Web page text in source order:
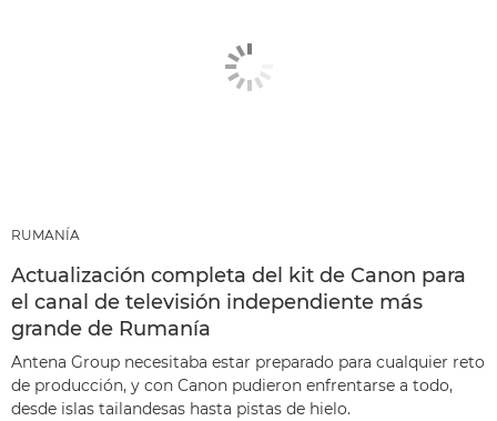
RUMANÍA
Actualización completa del kit de Canon para
el canal de televisión independiente más
grande de Rumanía
Antena Group necesitaba estar preparado para cualquier reto
de producción, y con Canon pudieron enfrentarse a todo,
desde islas tailandesas hasta pistas de hielo.